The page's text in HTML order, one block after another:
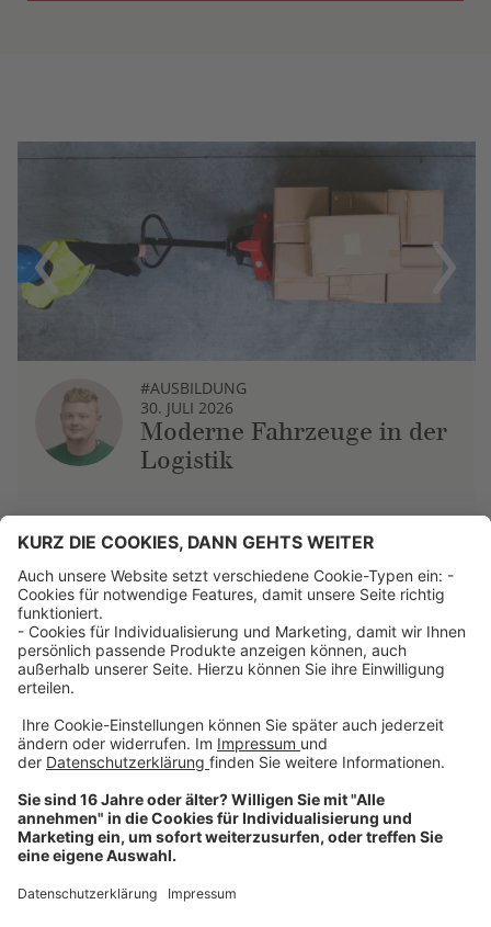
Previous
#AUSBILDUNG
30. JULI 2026
Moderne Fahrzeuge in der
Logistik
Next
Über uns
Dehner Unternehmen
Jobs bei Dehner